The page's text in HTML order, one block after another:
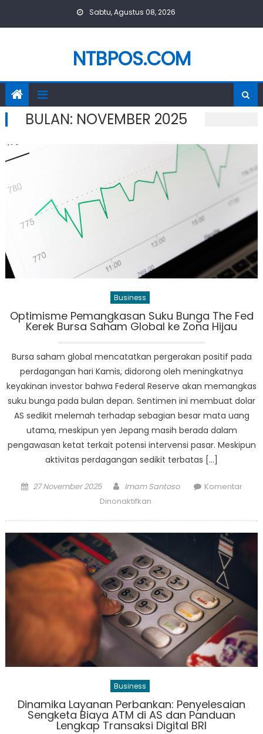
Sabtu, Agustus 08, 2026
NTBPOS.COM
BULAN: NOVEMBER 2025
Business
Optimisme Pemangkasan Suku Bunga The Fed
Kerek Bursa Saham Global ke Zona Hijau
Bursa saham global mencatatkan pergerakan positif pada
perdagangan hari Kamis, didorong oleh meningkatnya
keyakinan investor bahwa Federal Reserve akan memangkas
suku bunga pada bulan depan. Sentimen ini membuat dolar
AS sedikit melemah terhadap sebagian besar mata uang
utama, meskipun yen Jepang masih berada dalam
pengawasan ketat terkait potensi intervensi pasar. Meskipun
aktivitas perdagangan sedikit terbatas […]
Posted
27 November 2025 Author
Imam Santoso
Komentar
Dinonaktifkan
Bunga
The
Fed
Kerek
Bursa
Saham
Global
ke
Zona
Business
Dinamika Layanan Perbankan: Penyelesaian
Sengketa Biaya ATM di AS dan Panduan
Lengkap Transaksi Digital BRI